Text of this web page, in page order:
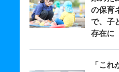
の保育
で、子
存在に
「こ